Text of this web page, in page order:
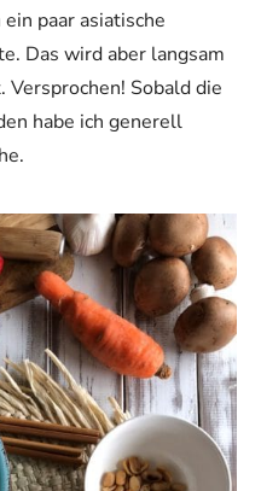
paar asiatische
Das wird aber langsam
Sobald die
habe ich generell